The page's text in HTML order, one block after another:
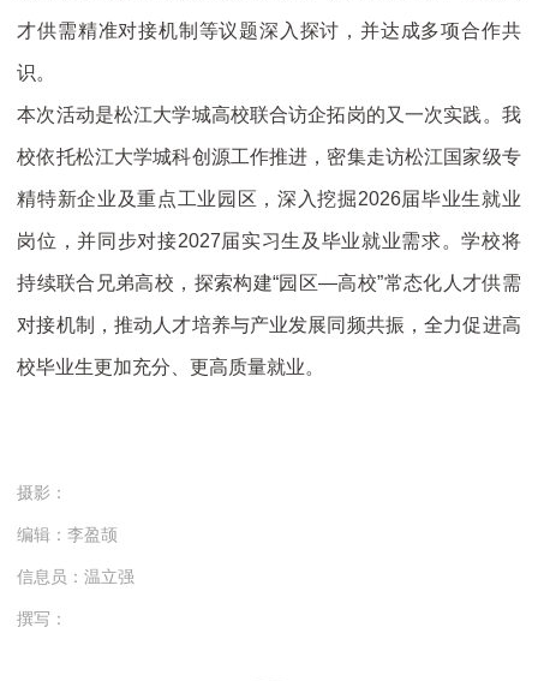
才供需精准对接机制等议题深入探讨，并达成多项合作共
识。
本次活动是松江大学城高校联合访企拓岗的又一次实践。我
校依托松江大学城科创源工作推进，密集走访松江国家级专
精特新企业及重点工业园区，深入挖掘2026届毕业生就业
岗位，并同步对接2027届实习生及毕业就业需求。学校将
持续联合兄弟高校，探索构建“园区—高校”常态化人才供需
对接机制，推动人才培养与产业发展同频共振，全力促进高
校毕业生更加充分、更高质量就业。
摄影：
编辑：李盈颉
信息员：温立强
撰写：